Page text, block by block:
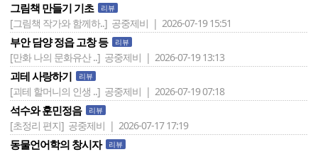
그림책 만들기 기초 리뷰
[그림책 작가와 함께하..] 공중제비 | 2026-07-19 15:51
부안 담양 정읍 고창 등 리뷰
[만화 나의 문화유산 ..] 공중제비 | 2026-07-19 13:13
괴테 사랑하기 리뷰
[괴테 할머니의 인생 ..] 공중제비 | 2026-07-19 07:18
석수와 훈민정음 리뷰
[초정리 편지] 공중제비 | 2026-07-17 17:19
동물언어학의 창시자 리뷰